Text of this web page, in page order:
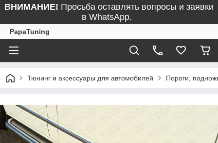
ВНИМАНИЕ! Просьба оставлять вопросы и заявки
в WhatsApp.
PapaTuning
Тюнинг и аксессуары для автомобилей Пороги,